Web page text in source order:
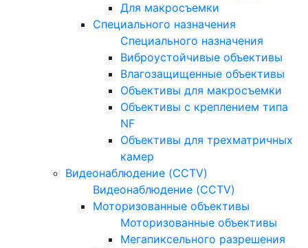
Для макросъемки
Специального назначения
Специального назначения
Виброустойчивые объективы
Влагозащищенные объективы
Объективы для макросъемки
Объективы с креплением типа
NF
Объективы для трехматричных
камер
Видеонаблюдение (CCTV)
Видеонаблюдение (CCTV)
Моторизованные объективы
Моторизованные объективы
Мегапиксельного разрешения